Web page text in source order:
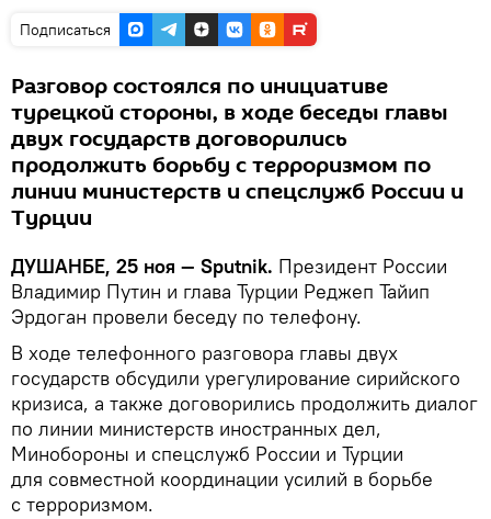
Подписаться
Разговор состоялся по инициативе
турецкой стороны, в ходе беседы главы
двух государств договорились
продолжить борьбу с терроризмом по
линии министерств и спецслужб России и
Турции
ДУШАНБЕ, 25 ноя — Sputnik. Президент России
Владимир Путин и глава Турции Реджеп Тайип
Эрдоган провели беседу по телефону.
В ходе телефонного разговора главы двух
государств обсудили урегулирование сирийского
кризиса, а также договорились продолжить диалог
по линии министерств иностранных дел,
Минобороны и спецслужб России и Турции
для совместной координации усилий в борьбе
с терроризмом.